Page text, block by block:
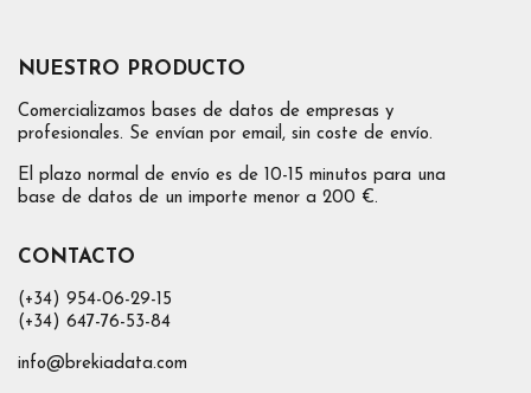
NUESTRO PRODUCTO
Comercializamos bases de datos de empresas y
profesionales. Se envían por email, sin coste de envío.
El plazo normal de envío es de 10-15 minutos para una
base de datos de un importe menor a 200 €.
CONTACTO
(+34) 954-06-29-15
(+34) 647-76-53-84
info@brekiadata.com